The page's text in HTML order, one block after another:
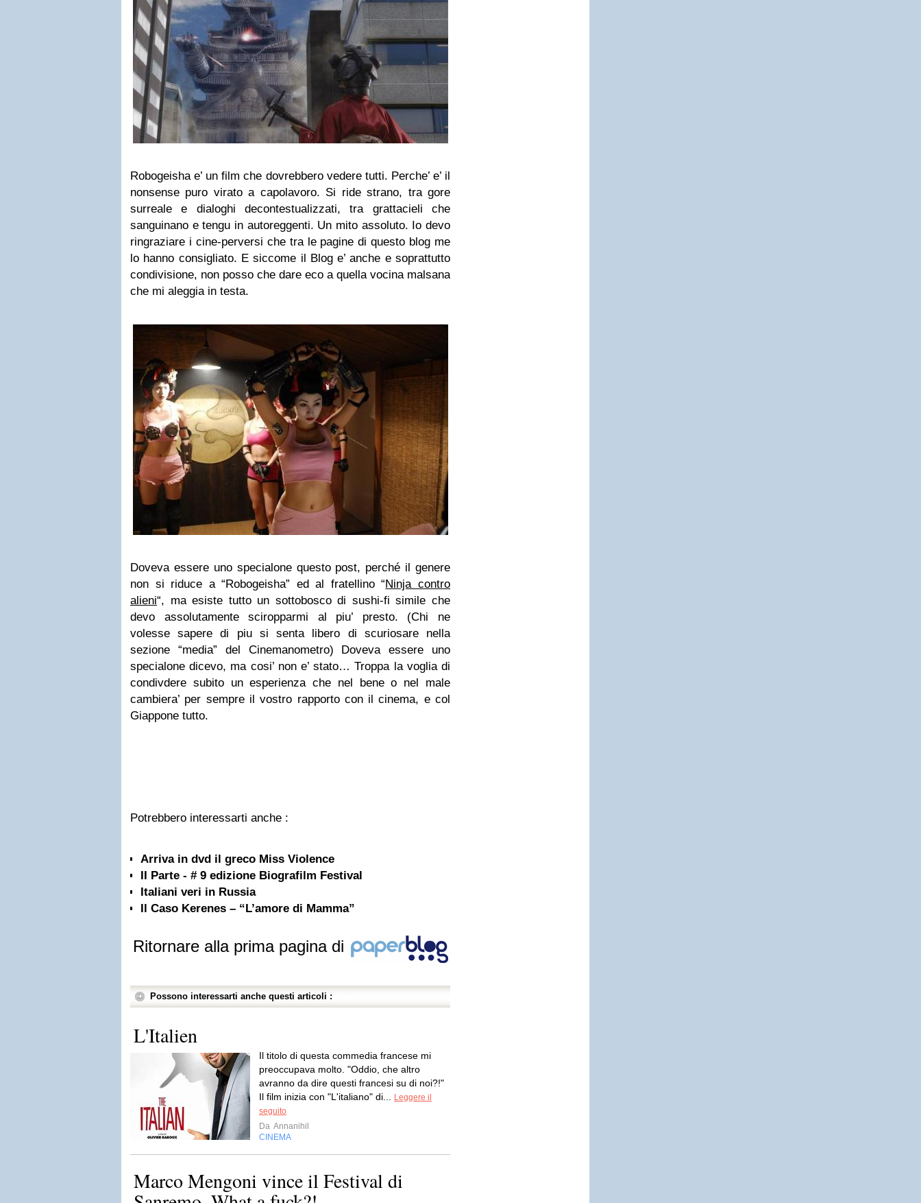
Robogeisha e’ un film che dovrebbero vedere tutti. Perche’ e’ il
nonsense puro virato a capolavoro. Si ride strano, tra gore
surreale e dialoghi decontestualizzati, tra grattacieli che
sanguinano e tengu in autoreggenti. Un mito assoluto. Io devo
ringraziare i cine-perversi che tra le pagine di questo blog me
lo hanno consigliato. E siccome il Blog e’ anche e soprattutto
condivisione, non posso che dare eco a quella vocina malsana
che mi aleggia in testa.
Doveva essere uno specialone questo post, perché il genere
non si riduce a “Robogeisha” ed al fratellino “Ninja contro
alieni“, ma esiste tutto un sottobosco di sushi-fi simile che
devo assolutamente sciropparmi al piu’ presto. (Chi ne
volesse sapere di piu si senta libero di scuriosare nella
sezione “media” del Cinemanometro) Doveva essere uno
specialone dicevo, ma cosi’ non e’ stato… Troppa la voglia di
condivdere subito un esperienza che nel bene o nel male
cambiera’ per sempre il vostro rapporto con il cinema, e col
Giappone tutto.
Potrebbero interessarti anche :
Arriva in dvd il greco Miss Violence
II Parte - # 9 edizione Biografilm Festival
Italiani veri in Russia
Il Caso Kerenes – “L’amore di Mamma”
Ritornare alla prima pagina di
Possono interessarti anche questi articoli :
L'Italien
Il titolo di questa commedia francese mi
preoccupava molto. "Oddio, che altro
avranno da dire questi francesi su di noi?!"
Il film inizia con "L'italiano" di...
Leggere il
seguito
Da Annanihil
CINEMA
Marco Mengoni vince il Festival di